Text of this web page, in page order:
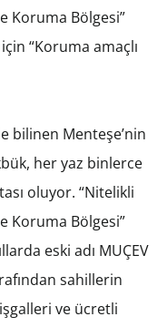
Koruma Bölgesi”
“Koruma amaçlı
bilinen Menteşe’nin
her yaz binlerce
oluyor. “Nitelikli
Koruma Bölgesi”
eski adı MUÇEV
sahillerin
işgalleri ve ücretli